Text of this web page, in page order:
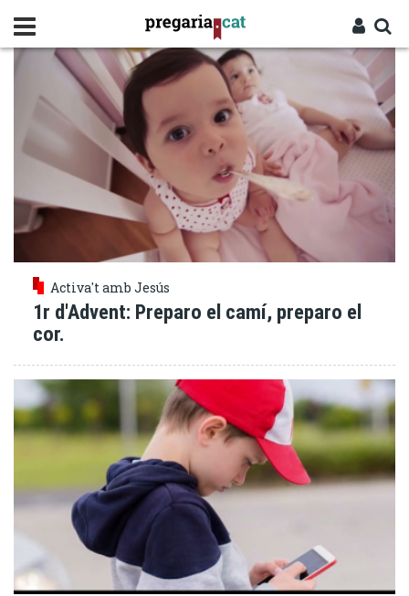
contingut
Entra
Cercador
PREPARACIÓ
Activa't amb Jesús
1r d'Advent: Preparo el camí, preparo el
cor.